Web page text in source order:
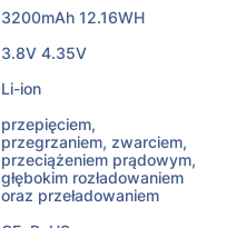
3200mAh 12.16WH
3.8V 4.35V
Li-ion
przepięciem,
przegrzaniem, zwarciem,
przeciążeniem prądowym,
głębokim rozładowaniem
oraz przeładowaniem